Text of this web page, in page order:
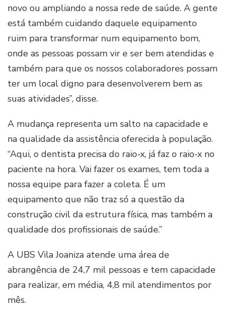
novo ou ampliando a nossa rede de saúde. A gente
está também cuidando daquele equipamento
ruim para transformar num equipamento bom,
onde as pessoas possam vir e ser bem atendidas e
também para que os nossos colaboradores possam
ter um local digno para desenvolverem bem as
suas atividades”, disse.
A mudança representa um salto na capacidade e
na qualidade da assistência oferecida à população.
“Aqui, o dentista precisa do raio-x, já faz o raio-x no
paciente na hora. Vai fazer os exames, tem toda a
nossa equipe para fazer a coleta. É um
equipamento que não traz só a questão da
construção civil da estrutura física, mas também a
qualidade dos profissionais de saúde.”
A UBS Vila Joaniza atende uma área de
abrangência de 24,7 mil pessoas e tem capacidade
para realizar, em média, 4,8 mil atendimentos por
mês.